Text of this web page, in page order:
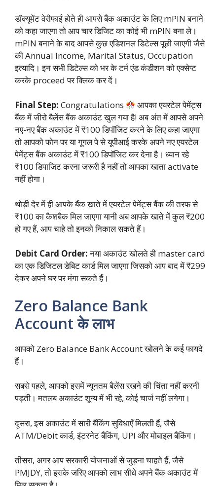
डॉक्यूमेंट वेरीफाई होते ही आपसे बैंक अकाउंट के लिए mPIN बनाने
को कहा जाएगा तो आप चार डिजिट का कोई भी mPIN बना ले।
mPIN बनाने के बाद आपसे कुछ एडिशनल डिटेल्स पूछी जाएगी जैसे
की Annual Income, Marital Status, Occupation
इत्यादि। इन सभी डिटेल्स को भर के टर्म एंड कंडीशन को एक्सेप्ट
करके proceed पर क्लिक कर दें।
Final Step: Congratulations
आपका एयरटेल पेमेंट्स
बैंक में जीरो बैलेंस बैंक अकाउंट खुल गया है! अब अंत में आपसे अपने
नए-नए बैंक अकाउंट में ₹100 डिपॉजिट करने के लिए कहा जाएगा
तो आपको फोन पर या गूगल पे से यूपीआई करके अपने नए एयरटेल
पेमेंट्स बैंक अकाउंट में ₹100 डिपॉजिट कर देना है। ध्यान रहे
₹100 डिपाजिट करना जरूरी है नहीं तो आपका खाता activate
नहीं होगा।
थोड़ी देर में ही आपके बैंक खाते में एयरटेल पेमेंट्स बैंक की तरफ से
₹100 का कैशबैक मिल जाएगा यानी अब आपके खाते में कुल ₹200
हो गए हैं, आप चाहे तो इनको निकाल सकते हैं।
Debit Card Order:नया अकाउंट खोलते ही master card
का एक डिजिटल डेबिट कार्ड मिल जाएगा जिसको आप बाद में ₹299
देकर अपने घर पर मंगा सकते हैं।
Zero Balance Bank
Account के लाभ
आपको Zero Balance Bank Account खोलने के कई फायदे
हैं।
सबसे पहले, आपको इसमें न्यूनतम बैलेंस रखने की चिंता नहीं करनी
पड़ती। मतलब अकाउंट शून्य में भी रहे, कोई चार्ज नहीं लगेगा।
दूसरा, इस अकाउंट में सारी बैंकिंग सुविधाएँ मिलती हैं, जैसे
ATM/Debit कार्ड, इंटरनेट बैंकिंग, UPI और मोबाइल बैंकिंग।
तीसरा, अगर आप सरकारी योजनाओं से जुड़ना चाहते हैं, जैसे
PMJDY, तो इसके जरिए आपको लाभ सीधे अपने बैंक अकाउंट में